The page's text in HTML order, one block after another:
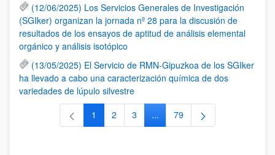
(12/06/2025) Los Servicios Generales de Investigación
(SGIker) organizan la jornada nº 28 para la discusión de
resultados de los ensayos de aptitud de análisis elemental
orgánico y análisis isotópico
(13/05/2025) El Servicio de RMN-Gipuzkoa de los SGIker
ha llevado a cabo una caracterización química de dos
variedades de lúpulo silvestre
Página
1 Página
2 Página
3 ...Páginas intermedias Use TAB
Página
79